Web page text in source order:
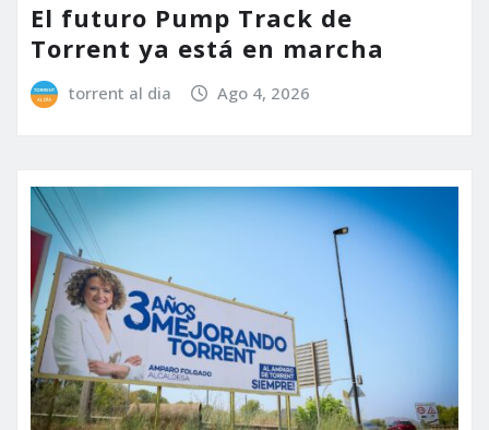
El futuro Pump Track de
Torrent ya está en marcha
torrent al dia Ago 4, 2026